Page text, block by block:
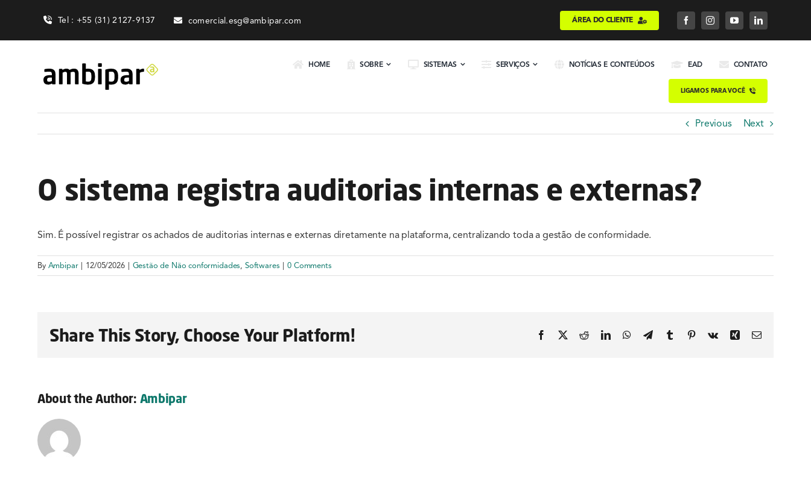
content
Tel : +55 (31) 2127-9137 comercial.esg@ambipar.com ÁREA DO CLIENTE
HOME SOBRE SISTEMAS SERVIÇOS NOTÍCIAS E CONTEÚDOS EAD CONTATO
LIGAMOS PARA VOCÊ
Previous Next
O sistema registra auditorias internas e externas?
Sim. É possível registrar os achados de auditorias internas e externas diretamente na plataforma, centralizando toda a gestão de conformidade.
By Ambipar 12/05/2026 Gestão de Não conformidades, Softwares 0 Comments
Share This Story, Choose Your Platform! Facebook
X RedditLinkedInWhatsApp
TelegramTumblrPinterestVk Xing Email
About the Author: Ambipar